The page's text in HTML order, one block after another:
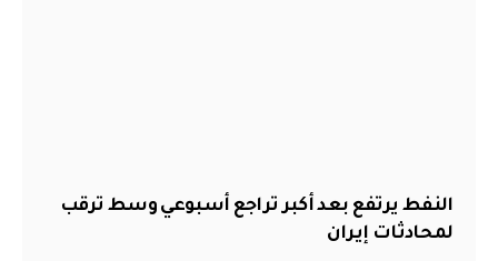
النفط يرتفع بعد أكبر تراجع أسبوعي وسط ترقب
لمحادثات إيران